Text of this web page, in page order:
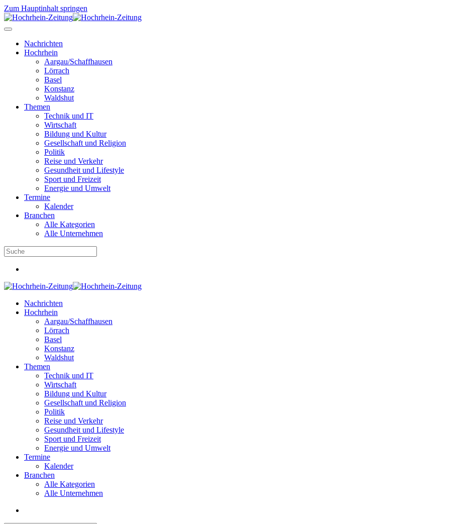
Zum Hauptinhalt springen
Nachrichten
Hochrhein
Aargau/Schaffhausen
Lörrach
Basel
Konstanz
Waldshut
Themen
Technik und IT
Wirtschaft
Bildung und Kultur
Gesellschaft und Religion
Politik
Reise und Verkehr
Gesundheit und Lifestyle
Sport und Freizeit
Energie und Umwelt
Termine
Kalender
Branchen
Alle Kategorien
Alle Unternehmen
Nachrichten
Hochrhein
Aargau/Schaffhausen
Lörrach
Basel
Konstanz
Waldshut
Themen
Technik und IT
Wirtschaft
Bildung und Kultur
Gesellschaft und Religion
Politik
Reise und Verkehr
Gesundheit und Lifestyle
Sport und Freizeit
Energie und Umwelt
Termine
Kalender
Branchen
Alle Kategorien
Alle Unternehmen